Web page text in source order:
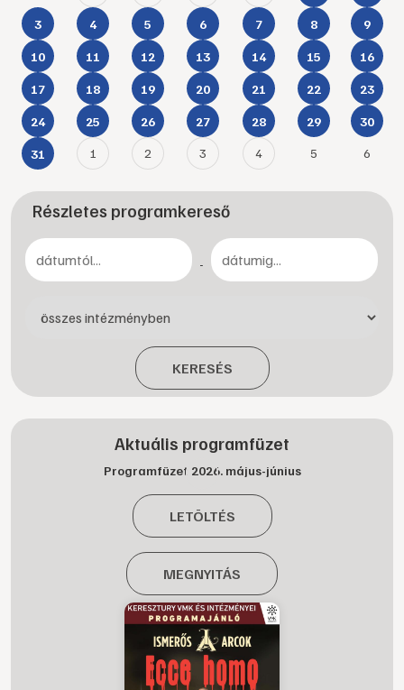
3 4 5 6 7 8 9
10 11 12 13 14 15 16
17 18 19 20 21 22 23
24 25 26 27 28 29 30
31 1 2 3 4 5 6
Részletes programkereső
-
KERESÉS
Aktuális programfüzet
Programfüzet 2026. május-június
LETÖLTÉS
MEGNYITÁS